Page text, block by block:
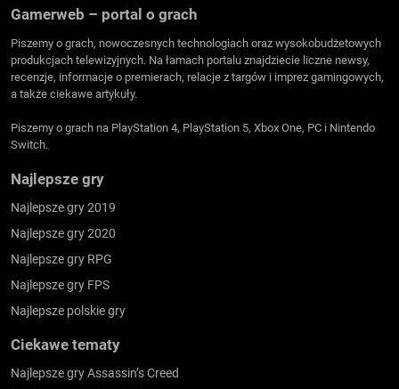
Gamerweb – portal o grach
Piszemy o grach, nowoczesnych technologiach oraz wysokobudżetowych
produkcjach telewizyjnych. Na łamach portalu znajdziecie liczne newsy,
recenzje, informacje o premierach, relacje z targów i imprez gamingowych,
a także ciekawe artykuły.
Piszemy o grach na PlayStation 4, PlayStation 5, Xbox One, PC i Nintendo
Switch.
Najlepsze gry
Najlepsze gry 2019
Najlepsze gry 2020
Najlepsze gry RPG
Najlepsze gry FPS
Najlepsze polskie gry
Ciekawe tematy
Najlepsze gry Assassin’s Creed